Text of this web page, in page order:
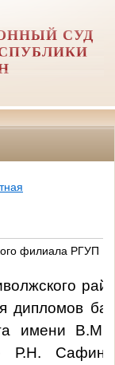
СУД
филиала РГУП
дипломов
имени
Р.Н. Сафин